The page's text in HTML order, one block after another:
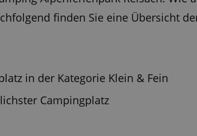
finden Sie eine Übersicht
in der Kategorie Klein & Fein
Campingplatz